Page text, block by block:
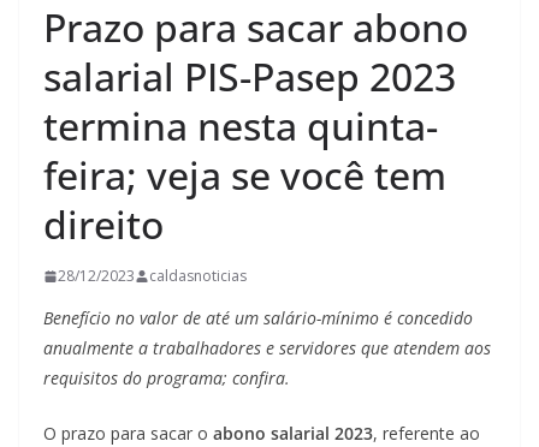
Prazo para sacar abono
salarial PIS-Pasep 2023
termina nesta quinta-
feira; veja se você tem
direito
28/12/2023 caldasnoticias
Benefício no valor de até um salário-mínimo é concedido
anualmente a trabalhadores e servidores que atendem aos
requisitos do programa; confira.
O prazo para sacar o abono salarial 2023, referente ao